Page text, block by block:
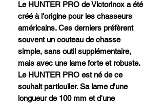
Le HUNTER PRO de Victorinox a été
créé à l'origine pour les chasseurs
américains. Ces derniers préfèrent
souvent un couteau de chasse
simple, sans outil supplémentaire,
mais avec une lame forte et robuste.
Le HUNTER PRO est né de ce
souhait particulier. Sa lame d'une
longueur de 100 mm et d'une